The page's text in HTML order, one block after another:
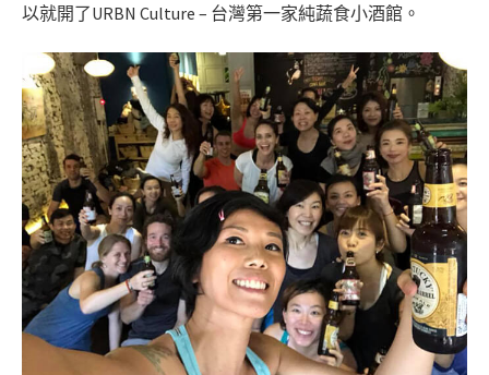
以就開了URBN Culture – 台灣第一家純蔬食小酒館。